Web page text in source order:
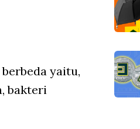
yaitu,
bakteri